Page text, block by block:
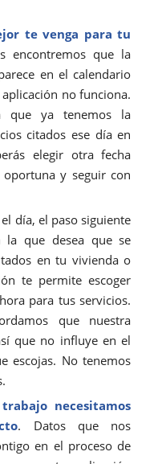
te venga para tu
encontremos que la
en el calendario
no funciona.
que ya tenemos la
citados ese día en
elegir otra fecha
y seguir con
día, el paso siguiente
la que desea que se
en tu vivienda o
te permite escoger
para tus servicios.
que nuestra
que no influye en el
escojas. No tenemos
necesitamos
. Datos que nos
en el proceso de